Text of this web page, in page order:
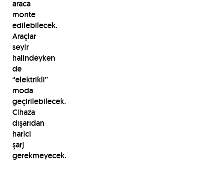
araca
monte
edilebilecek.
Araçlar
seyir
halindeyken
de
‘’elektrikli’’
moda
geçirilebilecek.
Cihaza
dışarıdan
harici
şarj
gerekmeyecek.